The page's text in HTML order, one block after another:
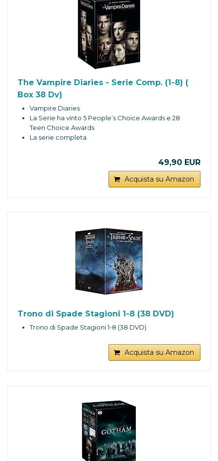
The Vampire Diaries - Serie Comp. (1-8) (
Box 38 Dv)
Vampire Diaries
La Serie ha vinto 5 People’s Choice Awards e 28
Teen Choice Awards
La serie completa
49,90 EUR
Acquista su Amazon
Trono di Spade Stagioni 1-8 (38 DVD)
Trono di Spade Stagioni 1-8 (38 DVD)
Acquista su Amazon